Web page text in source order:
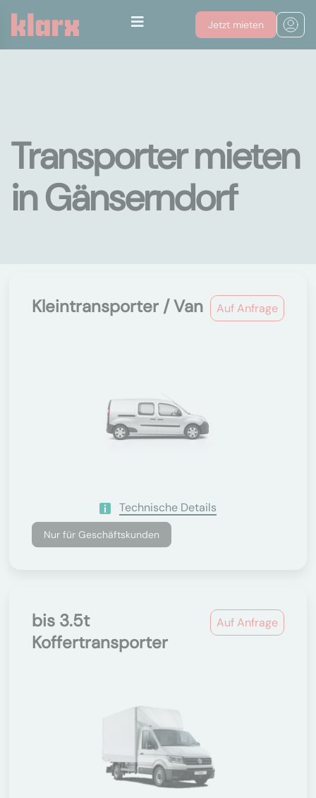
Jetzt mieten
Transporter mieten
in Gänserndorf
Auf Anfrage
Kleintransporter / Van
Technische Details
Nur für Geschäftskunden
Auf Anfrage
bis 3.5t
Koffertransporter